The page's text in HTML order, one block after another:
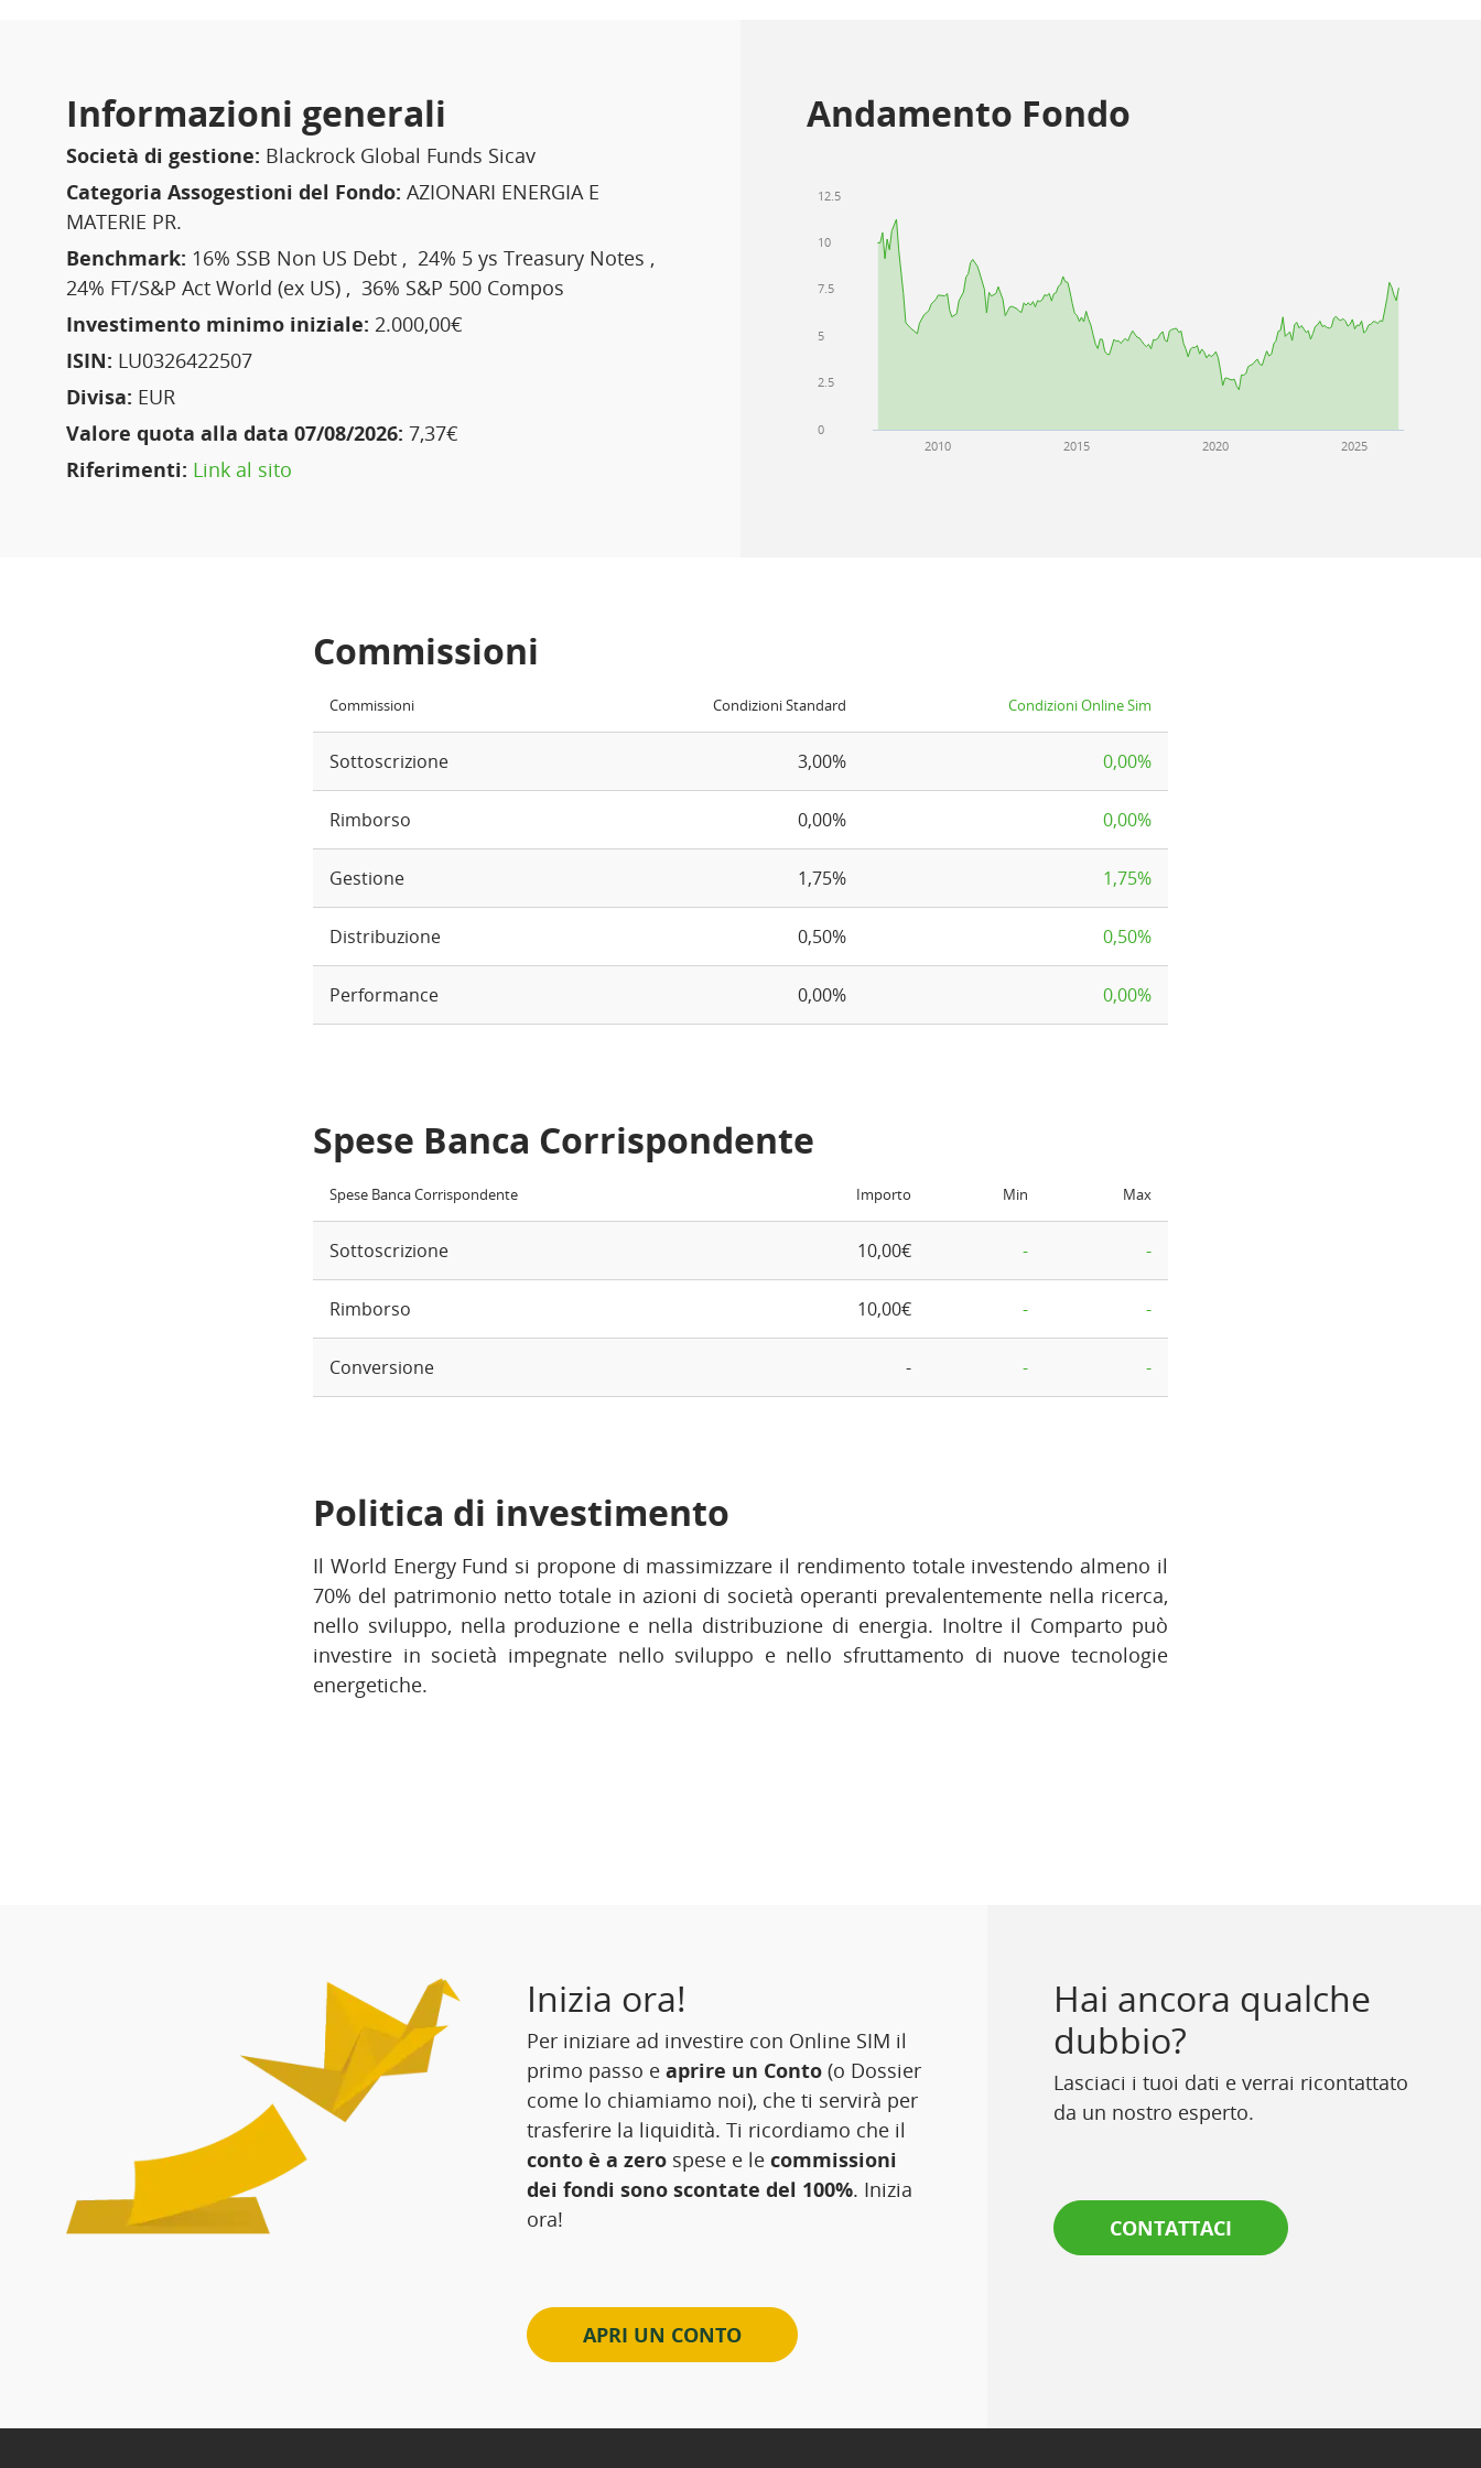
Informazioni generali
Società di gestione: Blackrock Global Funds Sicav
Categoria Assogestioni del Fondo: AZIONARI ENERGIA E
MATERIE PR.
Benchmark: 16% SSB Non US Debt , 24% 5 ys Treasury Notes ,
24% FT/S&P Act World (ex US) , 36% S&P 500 Compos
Investimento minimo iniziale: 2.000,00€
ISIN: LU0326422507
Divisa: EUR
Valore quota alla data 07/08/2026: 7,37€
Riferimenti: Link al sito
Andamento Fondo
2010 2015 2020 2025
0
2.5
5
7.5
10
12.5
Commissioni
Commissioni Condizioni Standard Condizioni Online Sim
Sottoscrizione 3,00% 0,00%
Rimborso 0,00% 0,00%
Gestione 1,75% 1,75%
Distribuzione 0,50% 0,50%
Performance 0,00% 0,00%
Spese Banca Corrispondente
Spese Banca Corrispondente Importo Min Max
Sottoscrizione 10,00€ - -
Rimborso 10,00€ - -
Conversione - - -
Politica di investimento
Il World Energy Fund si propone di massimizzare il rendimento totale investendo almeno il
70% del patrimonio netto totale in azioni di società operanti prevalentemente nella ricerca,
nello sviluppo, nella produzione e nella distribuzione di energia. Inoltre il Comparto può
investire in società impegnate nello sviluppo e nello sfruttamento di nuove tecnologie
energetiche.
Inizia ora!
Per iniziare ad investire con Online SIM il
primo passo e aprire un Conto (o Dossier
come lo chiamiamo noi), che ti servirà per
trasferire la liquidità. Ti ricordiamo che il
conto è a zero spese e le commissioni
dei fondi sono scontate del 100%. Inizia
ora!
APRI UN CONTO
Hai ancora qualche
dubbio?
Lasciaci i tuoi dati e verrai ricontattato
da un nostro esperto.
CONTATTACI